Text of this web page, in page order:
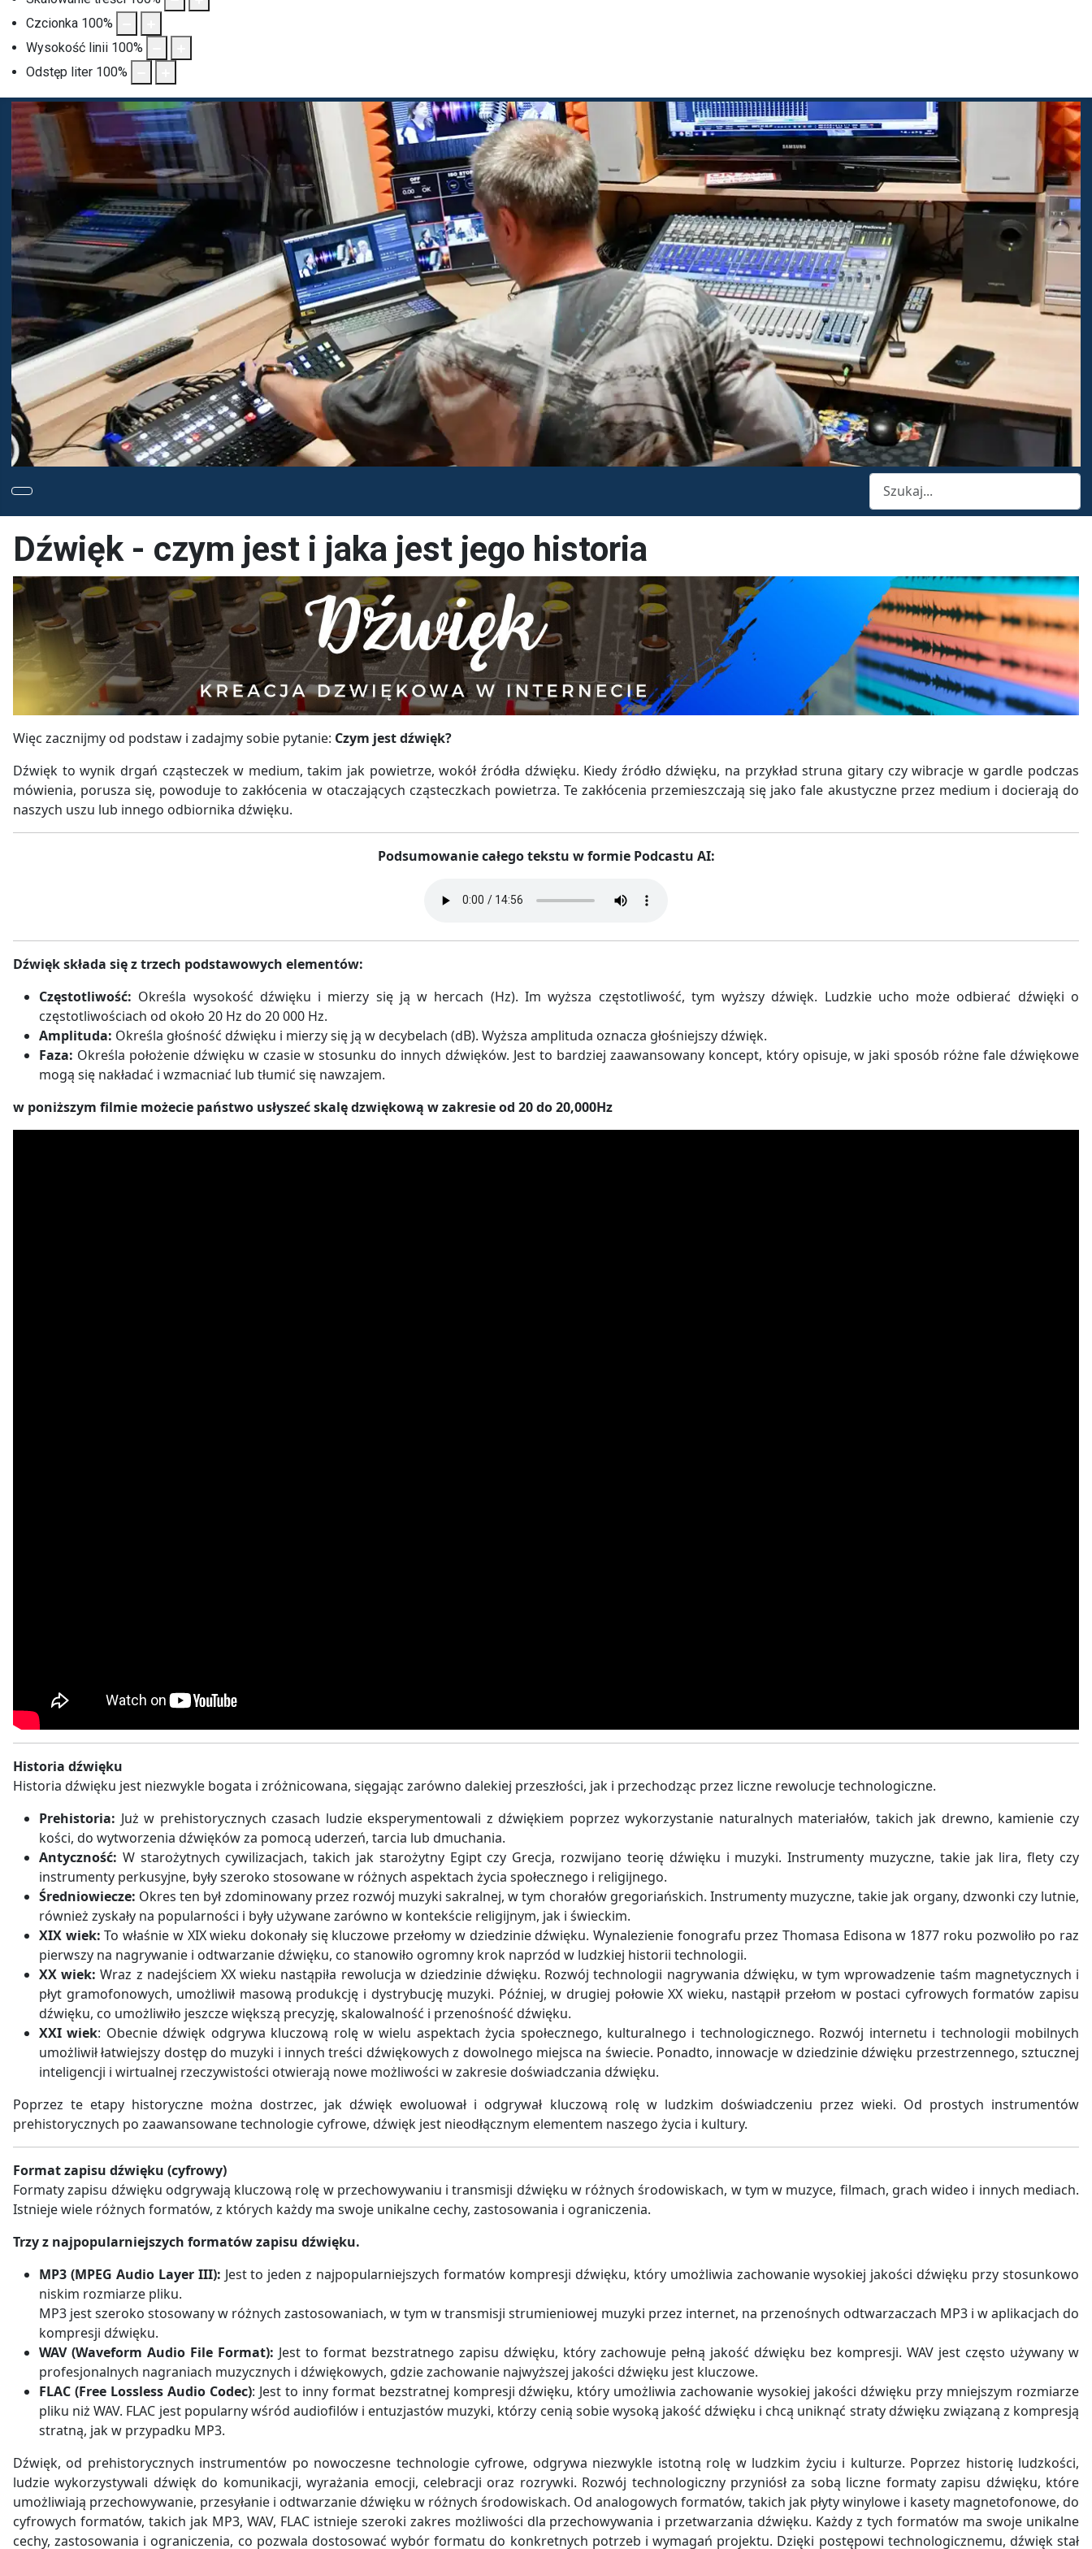
Czcionka 100%
Wysokość linii 100%
Odstęp liter 100%
Szukaj
Dźwięk - czym jest i jaka jest jego historia
Więc zacznijmy od podstaw i zadajmy sobie pytanie: Czym jest dźwięk?
Dźwięk to wynik drgań cząsteczek w medium, takim jak powietrze, wokół źródła dźwięku. Kiedy źródło dźwięku, na przykład struna gitary czy wibracje w gardle podczas
mówienia, porusza się, powoduje to zakłócenia w otaczających cząsteczkach powietrza. Te zakłócenia przemieszczają się jako fale akustyczne przez medium i docierają do
naszych uszu lub innego odbiornika dźwięku.
Podsumowanie całego tekstu w formie Podcastu AI:
Dźwięk składa się z trzech podstawowych elementów:
Częstotliwość: Określa wysokość dźwięku i mierzy się ją w hercach (Hz). Im wyższa częstotliwość, tym wyższy dźwięk. Ludzkie ucho może odbierać dźwięki o
częstotliwościach od około 20 Hz do 20 000 Hz.
Amplituda: Określa głośność dźwięku i mierzy się ją w decybelach (dB). Wyższa amplituda oznacza głośniejszy dźwięk.
Faza: Określa położenie dźwięku w czasie w stosunku do innych dźwięków. Jest to bardziej zaawansowany koncept, który opisuje, w jaki sposób różne fale dźwiękowe
mogą się nakładać i wzmacniać lub tłumić się nawzajem.
w poniższym filmie możecie państwo usłyszeć skalę dzwiękową w zakresie od 20 do 20,000Hz
Historia dźwięku
Historia dźwięku jest niezwykle bogata i zróżnicowana, sięgając zarówno dalekiej przeszłości, jak i przechodząc przez liczne rewolucje technologiczne.
Prehistoria: Już w prehistorycznych czasach ludzie eksperymentowali z dźwiękiem poprzez wykorzystanie naturalnych materiałów, takich jak drewno, kamienie czy
kości, do wytworzenia dźwięków za pomocą uderzeń, tarcia lub dmuchania.
Antyczność: W starożytnych cywilizacjach, takich jak starożytny Egipt czy Grecja, rozwijano teorię dźwięku i muzyki. Instrumenty muzyczne, takie jak lira, flety czy
instrumenty perkusyjne, były szeroko stosowane w różnych aspektach życia społecznego i religijnego.
Średniowiecze: Okres ten był zdominowany przez rozwój muzyki sakralnej, w tym chorałów gregoriańskich. Instrumenty muzyczne, takie jak organy, dzwonki czy lutnie,
również zyskały na popularności i były używane zarówno w kontekście religijnym, jak i świeckim.
XIX wiek: To właśnie w XIX wieku dokonały się kluczowe przełomy w dziedzinie dźwięku. Wynalezienie fonografu przez Thomasa Edisona w 1877 roku pozwoliło po raz
pierwszy na nagrywanie i odtwarzanie dźwięku, co stanowiło ogromny krok naprzód w ludzkiej historii technologii.
XX wiek: Wraz z nadejściem XX wieku nastąpiła rewolucja w dziedzinie dźwięku. Rozwój technologii nagrywania dźwięku, w tym wprowadzenie taśm magnetycznych i
płyt gramofonowych, umożliwił masową produkcję i dystrybucję muzyki. Później, w drugiej połowie XX wieku, nastąpił przełom w postaci cyfrowych formatów zapisu
dźwięku, co umożliwiło jeszcze większą precyzję, skalowalność i przenośność dźwięku.
XXI wiek: Obecnie dźwięk odgrywa kluczową rolę w wielu aspektach życia społecznego, kulturalnego i technologicznego. Rozwój internetu i technologii mobilnych
umożliwił łatwiejszy dostęp do muzyki i innych treści dźwiękowych z dowolnego miejsca na świecie. Ponadto, innowacje w dziedzinie dźwięku przestrzennego, sztucznej
inteligencji i wirtualnej rzeczywistości otwierają nowe możliwości w zakresie doświadczania dźwięku.
Poprzez te etapy historyczne można dostrzec, jak dźwięk ewoluował i odgrywał kluczową rolę w ludzkim doświadczeniu przez wieki. Od prostych instrumentów
prehistorycznych po zaawansowane technologie cyfrowe, dźwięk jest nieodłącznym elementem naszego życia i kultury.
Format zapisu dźwięku (cyfrowy)
Formaty zapisu dźwięku odgrywają kluczową rolę w przechowywaniu i transmisji dźwięku w różnych środowiskach, w tym w muzyce, filmach, grach wideo i innych mediach.
Istnieje wiele różnych formatów, z których każdy ma swoje unikalne cechy, zastosowania i ograniczenia.
Trzy z najpopularniejszych formatów zapisu dźwięku.
MP3 (MPEG Audio Layer III): Jest to jeden z najpopularniejszych formatów kompresji dźwięku, który umożliwia zachowanie wysokiej jakości dźwięku przy stosunkowo
niskim rozmiarze pliku.
MP3 jest szeroko stosowany w różnych zastosowaniach, w tym w transmisji strumieniowej muzyki przez internet, na przenośnych odtwarzaczach MP3 i w aplikacjach do
kompresji dźwięku.
WAV (Waveform Audio File Format): Jest to format bezstratnego zapisu dźwięku, który zachowuje pełną jakość dźwięku bez kompresji. WAV jest często używany w
profesjonalnych nagraniach muzycznych i dźwiękowych, gdzie zachowanie najwyższej jakości dźwięku jest kluczowe.
FLAC (Free Lossless Audio Codec): Jest to inny format bezstratnej kompresji dźwięku, który umożliwia zachowanie wysokiej jakości dźwięku przy mniejszym rozmiarze
pliku niż WAV. FLAC jest popularny wśród audiofilów i entuzjastów muzyki, którzy cenią sobie wysoką jakość dźwięku i chcą uniknąć straty dźwięku związaną z kompresją
stratną, jak w przypadku MP3.
Dźwięk, od prehistorycznych instrumentów po nowoczesne technologie cyfrowe, odgrywa niezwykle istotną rolę w ludzkim życiu i kulturze. Poprzez historię ludzkości,
ludzie wykorzystywali dźwięk do komunikacji, wyrażania emocji, celebracji oraz rozrywki. Rozwój technologiczny przyniósł za sobą liczne formaty zapisu dźwięku, które
umożliwiają przechowywanie, przesyłanie i odtwarzanie dźwięku w różnych środowiskach. Od analogowych formatów, takich jak płyty winylowe i kasety magnetofonowe, do
cyfrowych formatów, takich jak MP3, WAV, FLAC istnieje szeroki zakres możliwości dla przechowywania i przetwarzania dźwięku. Każdy z tych formatów ma swoje unikalne
cechy, zastosowania i ograniczenia, co pozwala dostosować wybór formatu do konkretnych potrzeb i wymagań projektu. Dzięki postępowi technologicznemu, dźwięk stał